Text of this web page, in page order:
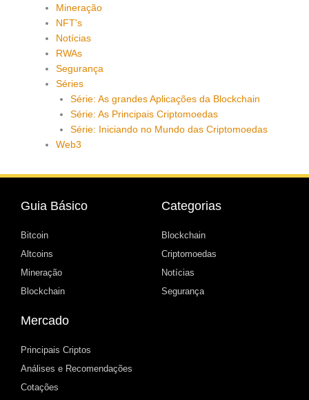
Mineração
NFT's
Notícias
RWAs
Segurança
Séries
Série: As grandes Aplicações da Blockchain
Série: As Principais Criptomoedas
Série: Iniciando no Mundo das Criptomoedas
Web3
Guia Básico
Bitcoin
Altcoins
Mineração
Blockchain
Categorias
Blockchain
Criptomoedas
Notícias
Segurança
Mercado
Principais Criptos
Análises e Recomendações
Cotações